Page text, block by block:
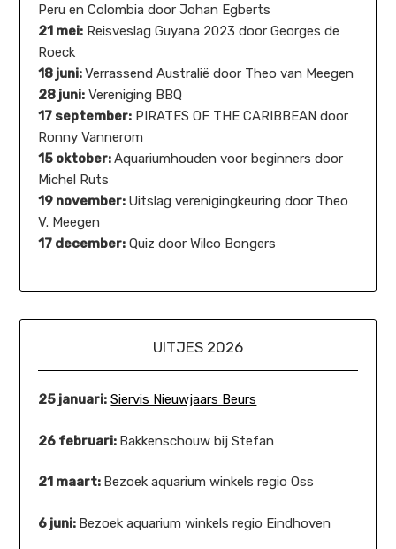
Peru en Colombia door Johan Egberts
21 mei: Reisveslag Guyana 2023 door Georges de
Roeck
18 juni:Verrassend Australië door Theo van Meegen
28 juni: Vereniging BBQ
17 september: PIRATES OF THE CARIBBEAN door
Ronny Vannerom
15 oktober:Aquariumhouden voor beginners door
Michel Ruts
19 november: Uitslag verenigingkeuring door Theo
V. Meegen
17 december: Quiz door Wilco Bongers
UITJES 2026
25 januari: Siervis Nieuwjaars Beurs
26 februari: Bakkenschouw bij Stefan
21 maart: Bezoek aquarium winkels regio Oss
6 juni: Bezoek aquarium winkels regio Eindhoven